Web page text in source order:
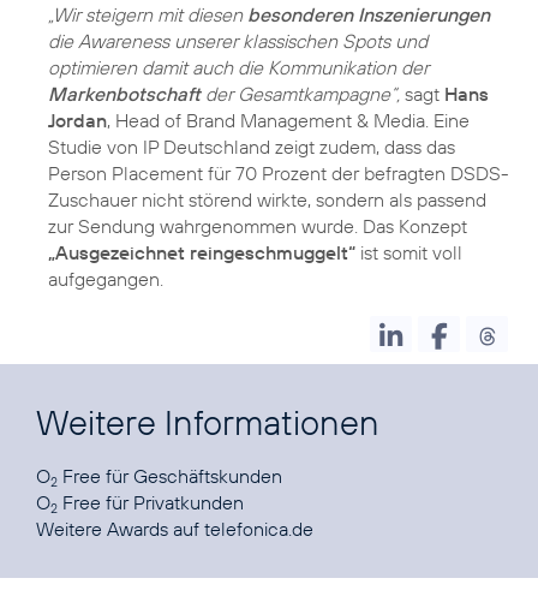
„Wir steigern mit diesen besonderen Inszenierungen
die Awareness unserer klassischen Spots und
optimieren damit auch die Kommunikation der
Markenbotschaftder Gesamtkampagne“, sagt Hans
Jordan, Head of Brand Management & Media. Eine
Studie von IP Deutschland zeigt zudem, dass das
Person Placement für 70 Prozent der befragten DSDS-
Zuschauer nicht störend wirkte, sondern als passend
zur Sendung wahrgenommen wurde. Das Konzept
„Ausgezeichnet reingeschmuggelt“ ist somit voll
aufgegangen.
Weitere Informationen
O2 Free fürGeschäftskunden
O2 Free für Privatkunden
Weitere Awards auf telefonica.de